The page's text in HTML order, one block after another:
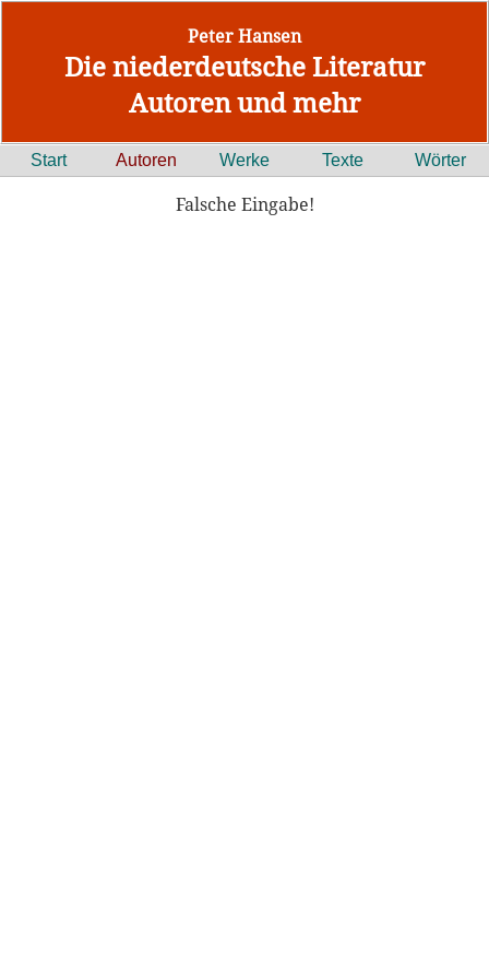
Peter Hansen
Die niederdeutsche Literatur
Autoren und mehr
Start Autoren Werke Texte Wörter
Falsche Eingabe!